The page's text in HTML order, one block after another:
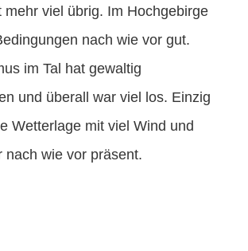
mehr viel übrig. Im Hochgebirge
nach wie vor gut.
im Tal hat gewaltig
und überall war viel los. Einzig
Wetterlage mit viel Wind und
nach wie vor präsent.